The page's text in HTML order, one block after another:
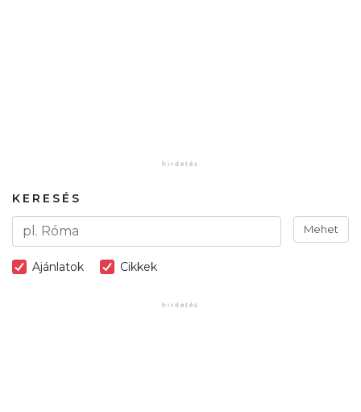
KERESÉS
Mehet
Ajánlatok Cikkek